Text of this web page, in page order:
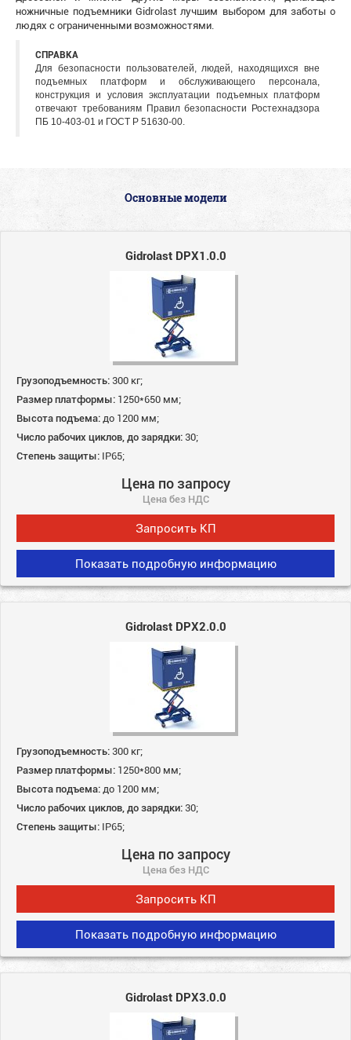
ножничные подъемники Gidrolast лучшим выбором для заботы о
людях с ограниченными возможностями.
СПРАВКА
Для безопасности пользователей, людей, находящихся вне
подъемных платформ и обслуживающего персонала,
конструкция и условия эксплуатации подъемных платформ
отвечают требованиям Правил безопасности Ростехнадзора
ПБ 10-403-01 и ГОСТ Р 51630-00.
Основные модели
Gidrolast DPX1.0.0
Грузоподъемность: 300 кг;
Размер платформы: 1250*650 мм;
Высота подъема: до 1200 мм;
Число рабочих циклов, до зарядки: 30;
Степень защиты: IP65;
Цена по запросу
Цена без НДС
Запросить КП
Показать подробную информацию
Gidrolast DPX2.0.0
Грузоподъемность: 300 кг;
Размер платформы: 1250*800 мм;
Высота подъема: до 1200 мм;
Число рабочих циклов, до зарядки: 30;
Степень защиты: IP65;
Цена по запросу
Цена без НДС
Запросить КП
Показать подробную информацию
Gidrolast DPX3.0.0